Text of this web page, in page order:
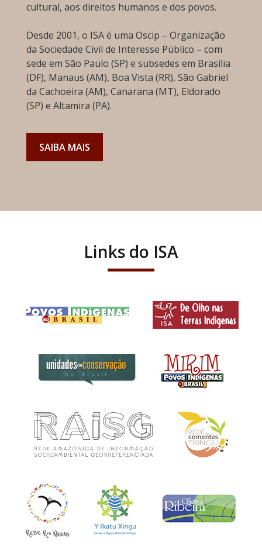
cultural, aos direitos humanos e dos povos.
Desde 2001, o ISA é uma Oscip – Organização
da Sociedade Civil de Interesse Público – com
sede em São Paulo (SP) e subsedes em Brasília
(DF), Manaus (AM), Boa Vista (RR), São Gabriel
da Cachoeira (AM), Canarana (MT), Eldorado
(SP) e Altamira (PA).
SAIBA MAIS
Links do ISA